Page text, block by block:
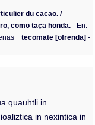
du cacao. /
como taça honda. - En:
tecomate [ofrenda] -
quauhtli in
in nexintica in